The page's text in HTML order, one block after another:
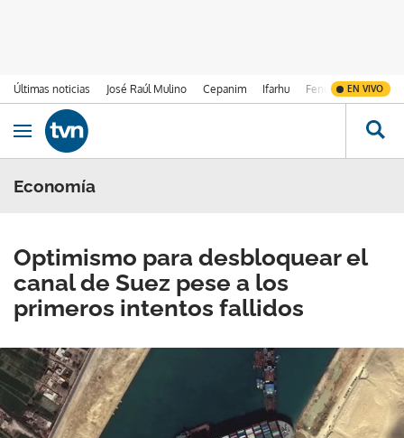
Últimas noticias José Raúl Mulino Cepanim Ifarhu Fenómeno de El
EN VIVO
Ir al contenido
Obrir navegació
Economía
Optimismo para desbloquear el
canal de Suez pese a los
primeros intentos fallidos